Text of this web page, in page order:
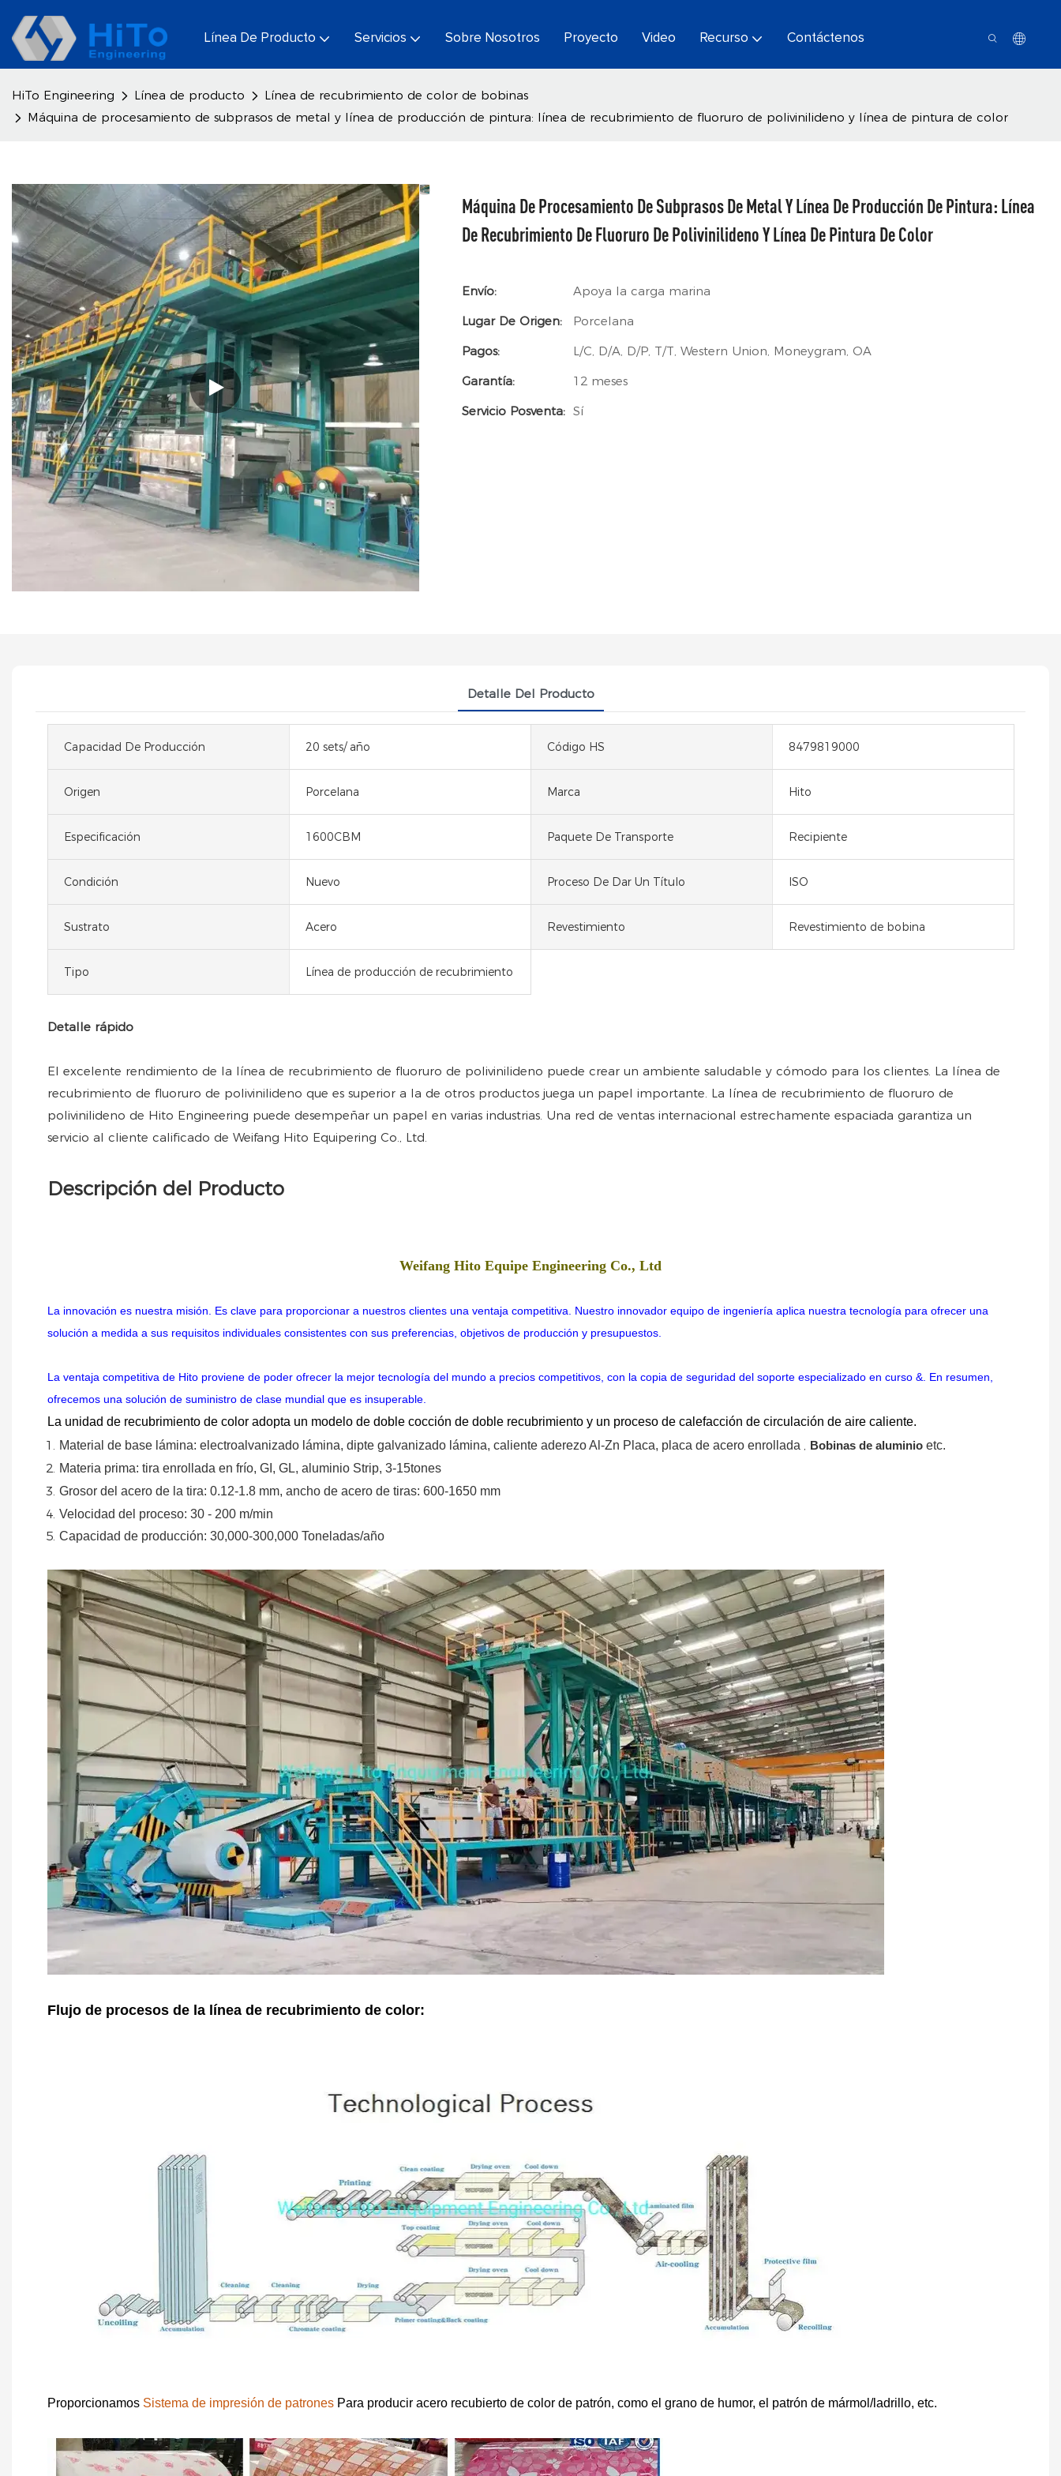
Línea De Producto Servicios Sobre Nosotros Proyecto Video Recurso Contáctenos
HiTo Engineering Línea de producto
Línea de recubrimiento de color de bobinas
Máquina de procesamiento de subprasos de metal y línea de producción de pintura: línea de recubrimiento de fluoruro de polivinilideno y línea de pintura de color
Máquina De Procesamiento De Subprasos De Metal Y Línea De Producción De Pintura: Línea
De Recubrimiento De Fluoruro De Polivinilideno Y Línea De Pintura De Color
Envío:
Apoya la carga marina
Lugar De Origen:
Porcelana
Pagos:
L/C, D/A, D/P, T/T, Western Union, Moneygram, OA
Garantía:
12 meses
Servicio Posventa: Sí
Detalle Del Producto
Capacidad De Producción 20 sets/ año Código HS 8479819000
Origen Porcelana Marca Hito
Especificación 1600CBM Paquete De Transporte Recipiente
Condición Nuevo Proceso De Dar Un Título ISO
Sustrato Acero Revestimiento Revestimiento de bobina
Tipo Línea de producción de recubrimiento
Detalle rápido
El excelente rendimiento de la línea de recubrimiento de fluoruro de polivinilideno puede crear un ambiente saludable y cómodo para los clientes. La línea de
recubrimiento de fluoruro de polivinilideno que es superior a la de otros productos juega un papel importante. La línea de recubrimiento de fluoruro de
polivinilideno de Hito Engineering puede desempeñar un papel en varias industrias. Una red de ventas internacional estrechamente espaciada garantiza un
servicio al cliente calificado de Weifang Hito Equipering Co., Ltd.
Descripción del Producto
Weifang Hito Equipe Engineering Co., Ltd
La innovación es nuestra misión. Es clave para proporcionar a nuestros clientes una ventaja competitiva. Nuestro innovador equipo de ingeniería aplica nuestra tecnología para ofrecer una
solución a medida a sus requisitos individuales consistentes con sus preferencias, objetivos de producción y presupuestos.
La ventaja competitiva de Hito proviene de poder ofrecer la mejor tecnología del mundo a precios competitivos, con la copia de seguridad del soporte especializado en curso &. En resumen,
ofrecemos una solución de suministro de clase mundial que es insuperable.
La unidad de recubrimiento de color adopta un modelo de doble cocción de doble recubrimiento y un proceso de calefacción de circulación de aire caliente.
Material de base lámina: electroalvanizado lámina, dipte galvanizado lámina, caliente aderezoAl-Zn Placa, placa de acero enrollada , Bobinas de aluminio etc.
Materia prima: tira enrollada en frío, GI, GL, aluminio Strip, 3-15tones
Grosor del acero de la tira: 0.12-1.8 mm, ancho de acero de tiras: 600-1650 mm
Velocidad del proceso: 30 - 200 m/min
Capacidad de producción: 30,000-300,000 Toneladas/año
Flujo de procesos de la línea de recubrimiento de color:
Proporcionamos Sistema de impresión de patrones Para producir acero recubierto de color de patrón, como el grano de humor, el patrón de mármol/ladrillo, etc.